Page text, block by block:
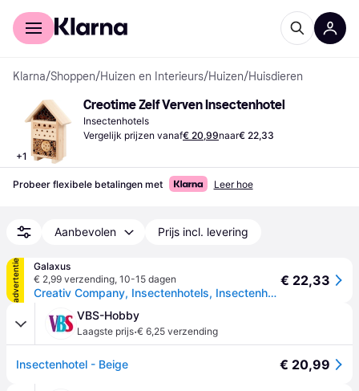
Voor shoppers
Klarna/Shoppen/Huizen en Interieurs/Huizen/Huisdieren
+1
Creotime Zelf Verven Insectenhotel
Insectenhotels
Vergelijk prijzen vanaf€ 20,99naar€ 22,33
Probeer flexibele betalingen met Leer hoe
Aanbevolen Prijs incl. levering
advertentie
Galaxus
€ 2,99 verzending, 10-15 dagen
Creativ Company, Insectenhotels, Insectenhotel (Bijen, Kantenvleugel, Lieveheersbeestje, Vlinders)
€ 22,33
VBS-Hobby
Laagste prijs·€ 6,25 verzending
Insectenhotel - Beige € 20,99